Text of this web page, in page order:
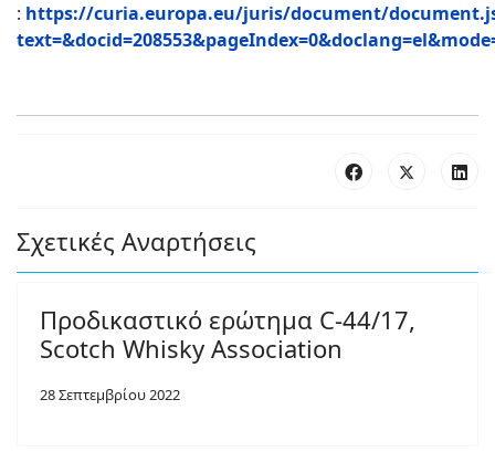
: https://curia.europa.eu/juris/document/
Σχετικές Αναρτήσεις
Προδικαστικό ερώτημα C-44/17,
Scotch Whisky Association
28 Σεπτεμβρίου 2022